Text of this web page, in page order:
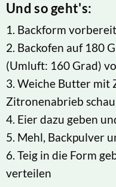
Und so geht's:
1. Backform
2. Backofen auf 180
(Umluft: 160 Grad)
3. Weiche Butter mit
Zitronenabrieb
4. Eier dazu geben
5. Mehl, Backpulver
6. Teig in die Form
verteilen